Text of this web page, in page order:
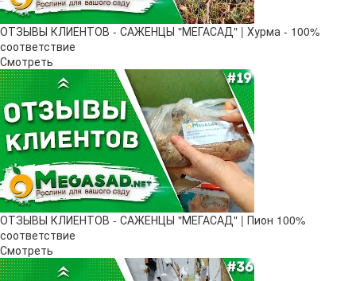
ОТЗЫВЫ КЛИЕНТОВ - САЖЕНЦЫ "МЕГАСАД" | Хурма - 100%
соответствие
Смотреть
ОТЗЫВЫ КЛИЕНТОВ - САЖЕНЦЫ "МЕГАСАД" | Пион 100%
соответствие
Смотреть